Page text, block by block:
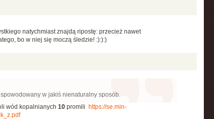
natychmiast znajdą ripostę: przecież nawet
bo w niej się moczą śledzie! :):):)
w jakiś nienaturalny sposób.
wód kopalnianych 10promili https://se.min-